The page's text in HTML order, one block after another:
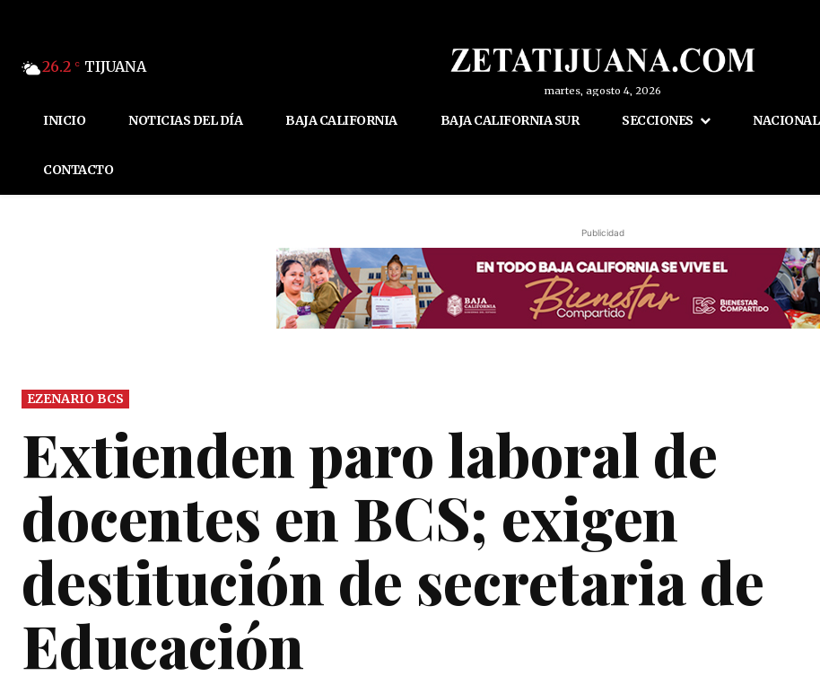
26.2 C TIJUANA
martes, agosto 4, 2026
INICIO NOTICIAS DEL DÍA BAJA CALIFORNIA BAJA CALIFORNIA SUR SECCIONES NACIONAL
CONTACTO
Publicidad
EZENARIO BCS
Extienden paro laboral de
docentes en BCS; exigen
destitución de secretaria de
Educación